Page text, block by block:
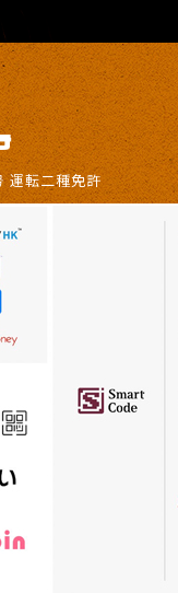
運転二種免許